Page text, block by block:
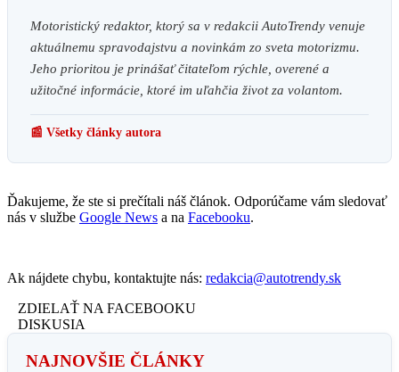
Motoristický redaktor, ktorý sa v redakcii AutoTrendy venuje
aktuálnemu spravodajstvu a novinkám zo sveta motorizmu.
Jeho prioritou je prinášať čitateľom rýchle, overené a
užitočné informácie, ktoré im uľahčia život za volantom.
📰 Všetky články autora
Ďakujeme, že ste si prečítali náš článok. Odporúčame vám sledovať
nás v službe Google News a na Facebooku.
Ak nájdete chybu, kontaktujte nás: redakcia@autotrendy.sk
ZDIELAŤ NA FACEBOOKU
DISKUSIA
NAJNOVŠIE ČLÁNKY